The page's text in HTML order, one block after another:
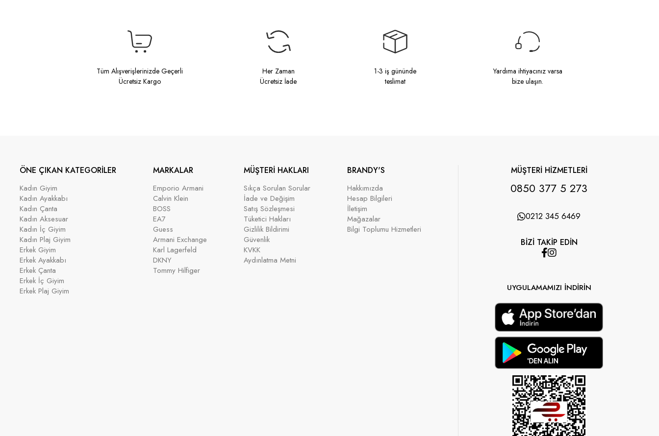
Tüm Alışverişlerinizde Geçerli
Ücretsiz Kargo
Her Zaman
Ücretsiz İade
1-3 iş gününde
teslimat
Yardıma ihtiyacınız varsa
bize ulaşın.
ÖNE ÇIKAN KATEGORİLER
Kadın Giyim
Kadın Ayakkabı
Kadın Çanta
Kadın Aksesuar
Kadın İç Giyim
Kadın Plaj Giyim
Erkek Giyim
Erkek Ayakkabı
Erkek Çanta
Erkek İç Giyim
Erkek Plaj Giyim
MARKALAR
Emporio Armani
Calvin Klein
BOSS
EA7
Guess
Armani Exchange
Karl Lagerfeld
DKNY
Tommy Hilfiger
MÜŞTERİ HAKLARI
Sıkça Sorulan Sorular
İade ve Değişim
Satış Sözleşmesi
Tüketici Hakları
Gizlilik Bildirimi
Güvenlik
KVKK
Aydınlatma Metni
BRANDY'S
Hakkımızda
Hesap Bilgileri
İletişim
Mağazalar
Bilgi Toplumu Hizmetleri
MÜŞTERİ HİZMETLERİ
0850 377 5 273
0212 345 6469
BİZİ TAKİP EDİN
UYGULAMAMIZI İNDİRİN